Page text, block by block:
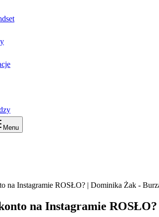
Menu
na Instagramie ROSŁO? | Dominika Żak -
na Instagramie